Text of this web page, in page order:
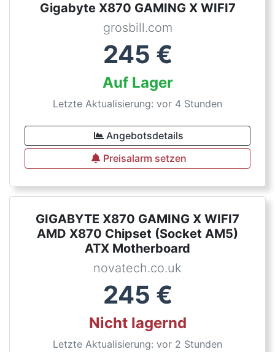
Gigabyte X870 GAMING X WIFI7
grosbill.com
245 €
Auf Lager
Letzte Aktualisierung: vor 4 Stunden
Angebotsdetails
Preisalarm setzen
GIGABYTE X870 GAMING X WIFI7
AMD X870 Chipset (Socket AM5)
ATX Motherboard
novatech.co.uk
245 €
Nicht lagernd
Letzte Aktualisierung: vor 2 Stunden